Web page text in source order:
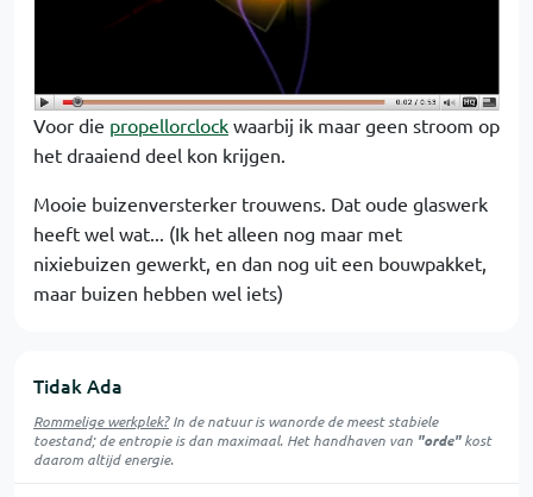
Voor die propellorclock waarbij ik maar geen stroom op
het draaiend deel kon krijgen.
Mooie buizenversterker trouwens. Dat oude glaswerk
heeft wel wat... (Ik het alleen nog maar met
nixiebuizen gewerkt, en dan nog uit een bouwpakket,
maar buizen hebben wel iets)
Tidak Ada
Rommelige werkplek?In de natuur iswanordede meest stabiele
toestand; de entropie is dan maximaal. Het handhaven van "orde"kost
daarom altijd energie.